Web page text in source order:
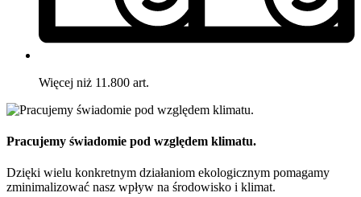
Więcej niż 11.800 art.
Pracujemy świadomie pod względem klimatu.
Dzięki wielu konkretnym działaniom ekologicznym pomagamy
zminimalizować nasz wpływ na środowisko i klimat.